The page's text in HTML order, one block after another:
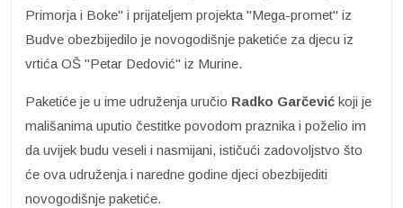
Primorja i Boke" i prijateljem projekta "Mega-promet" iz
Budve obezbijedilo je novogodišnje paketiće za djecu iz
vrtića OŠ "Petar Dedović" iz Murine.
Paketiće je u ime udruženja uručio Radko Garčević koji je
mališanima uputio čestitke povodom praznika i poželio im
da uvijek budu veseli i nasmijani, ističući zadovoljstvo što
će ova udruženja i naredne godine djeci obezbijediti
novogodišnje paketiće.